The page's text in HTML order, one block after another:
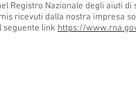
Registro Nazionale degli aiuti
ricevuti dalla nostra impresa
seguente link https://